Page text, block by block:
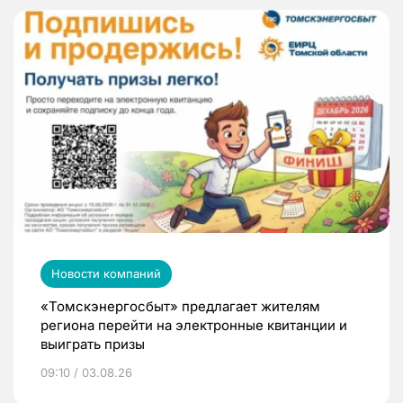
Новости компаний
«Томскэнергосбыт» предлагает жителям
региона перейти на электронные квитанции и
выиграть призы
09:10 / 03.08.26